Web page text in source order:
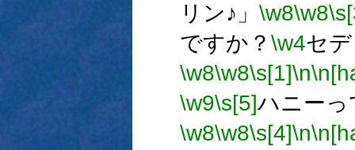
リン♪」 \w8\w8
ですか？ \w4セ
\w8\w8\s[1]\n
\w9\s[5]ハニーっ
\w8\w8\s[4]\n